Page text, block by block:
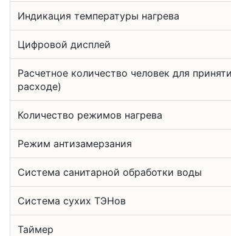
Индикация температуры нагрева
Цифровой дисплей
Расчетное количество человек для
расходе)
Количество режимов нагрева
Режим антизамерзания
Система санитарной обработки воды
Система сухих ТЭНов
Таймер